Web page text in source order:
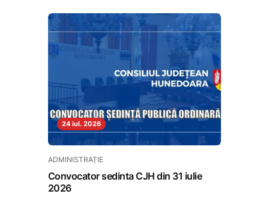
24 iul. 2026
ADMINISTRAȚIE
Convocator sedinta CJH din 31 iulie
2026